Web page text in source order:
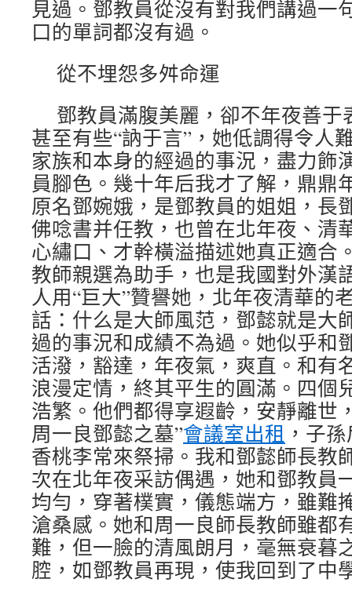
見過。鄧教員從沒有對我們講過一
口的單詞都沒有過。
從不埋怨多舛命運
鄧教員滿腹美麗，卻不年夜善
甚至有些“訥于言”，她低調得令人
家族和本身的經過的事況，盡力飾
員腳色。幾十年后我才了解，鼎鼎
原名鄧婉娥，是鄧教員的姐姐，長
佛唸書并任教，也曾在北年夜、清
心繡口、才幹橫溢描述她真正適合
教師親選為助手，也是我國對外漢
人用“巨大”贊譽她，北年夜清華的
話：什么是大師風范，鄧懿就是大
過的事況和成績不為過。她似乎和
活潑，豁達，年夜氣，爽直。和有
浪漫定情，終其平生的圓滿。四個
浩繁。他們都得享遐齡，安靜離世
周一良鄧懿之墓”會議室出租 ，子
香桃李常來祭掃。我和鄧懿師長教
次在北年夜采訪偶遇，她和鄧教員
均勻，穿著樸實，儀態端方，雖難
滄桑感。她和周一良師長教師雖都
難，但一臉的清風朗月，毫無衰暮
腔，如鄧教員再現，使我回到了中